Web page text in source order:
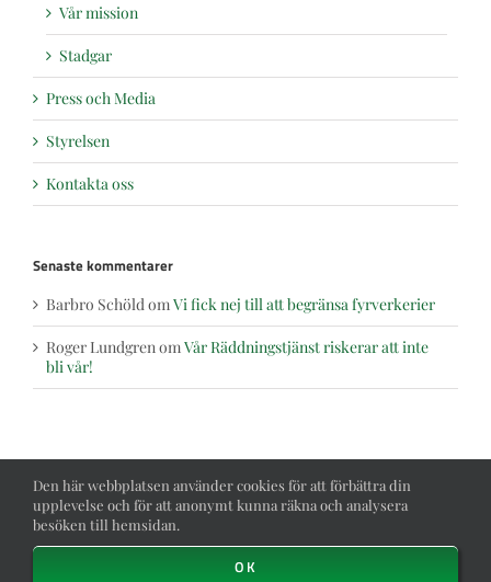
Vår mission
Stadgar
Press och Media
Styrelsen
Kontakta oss
Senaste kommentarer
Barbro SchöldomVi fick nej till att begränsa fyrverkerier
Roger LundgrenomVår Räddningstjänst riskerar att inte
bli vår!
Toggle
Den här webbplatsen använder cookies för att förbättra din
upplevelse och för att anonymt kunna räkna och analysera
besöken till hemsidan.
OK